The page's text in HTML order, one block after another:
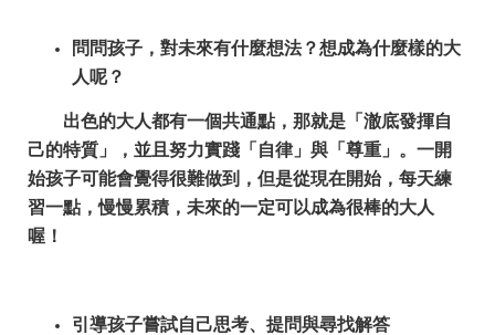
問問孩子，對未來有什麼想法？想成為什麼樣的大
人呢？
出色的大人都有一個共通點，那就是「澈底發揮自
己的特質」，並且努力實踐「自律」與「尊重」。一開
始孩子可能會覺得很難做到，但是從現在開始，每天練
習一點，慢慢累積，未來的一定可以成為很棒的大人
喔！
引導孩子嘗試自己思考、提問與尋找解答